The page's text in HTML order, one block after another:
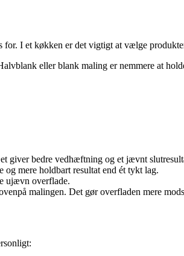
I et køkken er det vigtigt at vælge
eller blank maling er nemmere at
giver bedre vedhæftning og et jævnt
mere holdbart resultat end ét tykt lag.
ujævn overflade.
malingen. Det gør overfladen mere